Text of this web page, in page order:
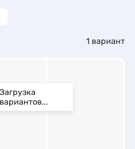
номера с общей кухней, кухней
1 вариант
Загрузка
вариантов...